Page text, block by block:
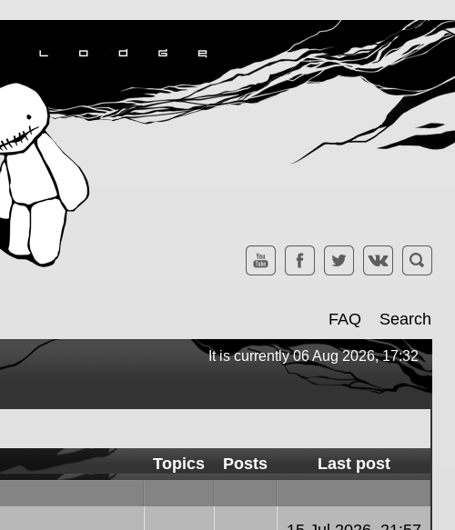
FAQ Search
It is currently 06 Aug 2026, 17:32
Topics Posts
Last post